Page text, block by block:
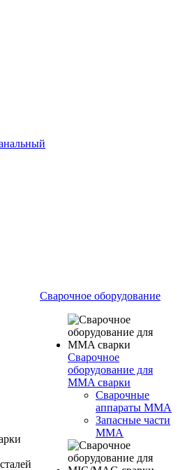
Сварочное оборудование
Сварочное
оборудование для
MMA сварки
Сварочные
аппараты MMA
Запасные части
MMA